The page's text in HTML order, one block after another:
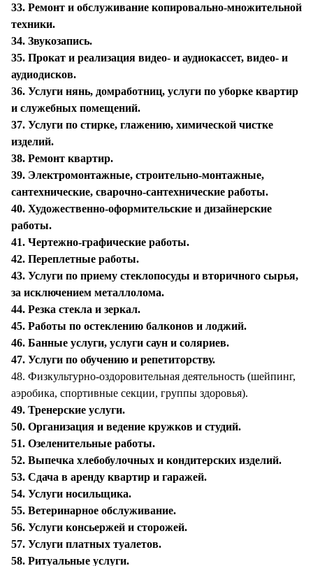
33. Ремонт и обслуживание копировально-множительной
техники.
34. Звукозапись.
35. Прокат и реализация видео- и аудиокассет, видео- и
аудиодисков.
36. Услуги нянь, домработниц, услуги по уборке квартир
и служебных помещений.
37. Услуги по стирке, глажению, химической чистке
изделий.
38. Ремонт квартир.
39. Электромонтажные, строительно-монтажные,
сантехнические, сварочно-сантехнические работы.
40. Художественно-оформительские и дизайнерские
работы.
41. Чертежно-графические работы.
42. Переплетные работы.
43. Услуги по приему стеклопосуды и вторичного сырья,
за исключением металлолома.
44. Резка стекла и зеркал.
45. Работы по остеклению балконов и лоджий.
46. Банные услуги, услуги саун и соляриев.
47. Услуги по обучению и репетиторству.
48. Физкультурно-оздоровительная деятельность (шейпинг,
аэробика, спортивные секции, группы здоровья).
49. Тренерские услуги.
50. Организация и ведение кружков и студий.
51. Озеленительные работы.
52. Выпечка хлебобулочных и кондитерских изделий.
53. Сдача в аренду квартир и гаражей.
54. Услуги носильщика.
55. Ветеринарное обслуживание.
56. Услуги консьержей и сторожей.
57. Услуги платных туалетов.
58. Ритуальные услуги.